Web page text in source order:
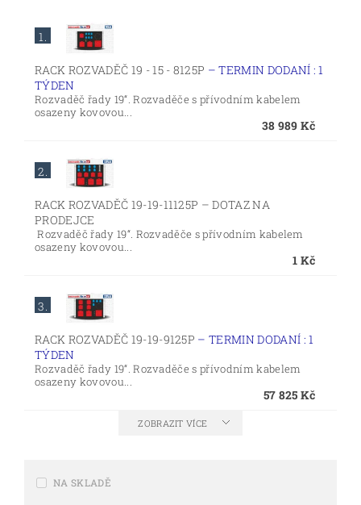
1.
RACK ROZVADĚČ 19 - 15 - 8125P –TERMIN DODANÍ : 1
TÝDEN
Rozvaděč řady 19“. Rozvaděče s přívodním kabelem
osazeny kovovou...
38 989 Kč
2.
RACK ROZVADĚČ 19-19-11125P –DOTAZ NA
PRODEJCE
Rozvaděč řady 19“. Rozvaděče s přívodním kabelem
osazeny kovovou...
1 Kč
3.
RACK ROZVADĚČ 19-19-9125P –TERMIN DODANÍ : 1
TÝDEN
Rozvaděč řady 19“. Rozvaděče s přívodním kabelem
osazeny kovovou...
57 825 Kč
ZOBRAZIT VÍCE
NA SKLADĚ